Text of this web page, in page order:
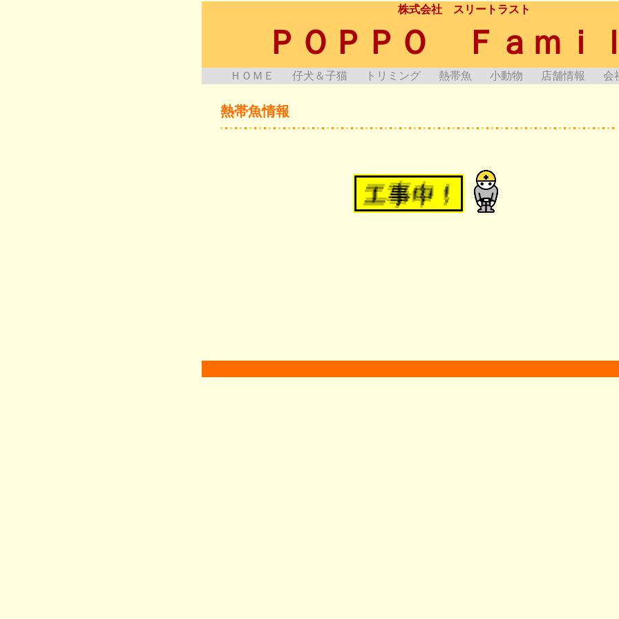
株式会社 スリートラスト
ＰＯＰＰＯ Ｆａｍｉ
ＨＯＭＥ 仔犬＆子猫 トリミング 熱帯魚 小動物 店舗情報 会
熱帯魚情報